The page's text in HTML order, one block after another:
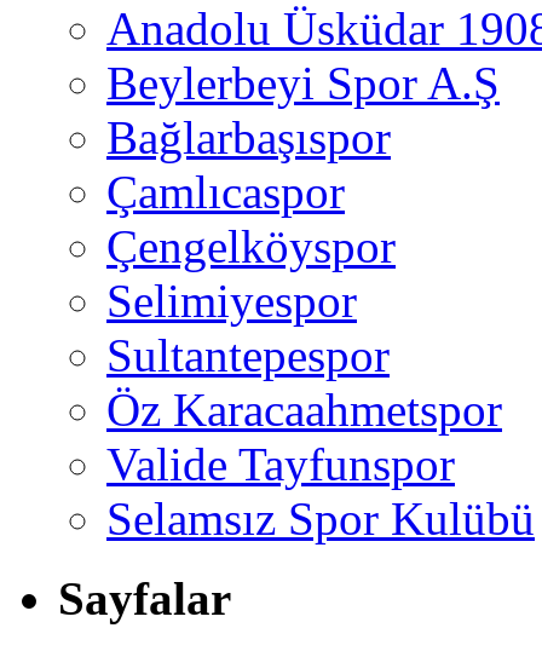
Anadolu Üsküdar
Beylerbeyi Spor A.Ş
Bağlarbaşıspor
Çamlıcaspor
Çengelköyspor
Selimiyespor
Sultantepespor
Öz Karacaahmetspor
Valide Tayfunspor
Selamsız Spor Kulübü
Sayfalar